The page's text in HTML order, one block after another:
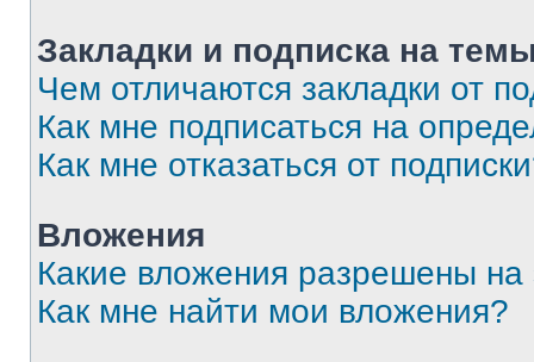
Закладки и подписка на
Чем отличаются закладки от
Как мне подписаться на
Как мне отказаться от
Вложения
Какие вложения разрешены
Как мне найти мои вложения?